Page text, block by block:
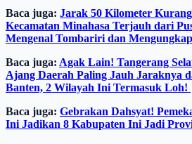
Baca juga: Jarak 50 Kilometer
Kecamatan Minahasa Terjauh dari
Mengenal Tombariri dan
Baca juga: Agak Lain! Tangerang
Ajang Daerah Paling Jauh Jaraknya
Banten, 2 Wilayah Ini Termasuk Loh!
Baca juga: Gebrakan Dahsyat!
Ini Jadikan 8 Kabupaten Ini Jadi